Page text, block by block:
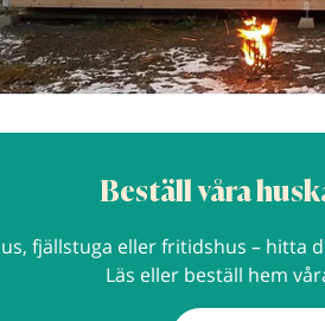
Beställ våra
fjällstuga eller fritidshus – hitta
Läs eller beställ hem